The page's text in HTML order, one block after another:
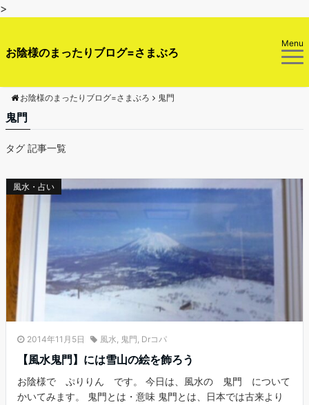
>
お陰様のまったりブログ=さまぶろ
Menu
お陰様のまったりブログ=さまぶろ 鬼門
鬼門
タグ 記事一覧
風水・占い
2014年11月5日 風水, 鬼門, Drコパ
【風水鬼門】には雪山の絵を飾ろう
お陰様で ぷりりん です。 今日は、風水の 鬼門 について
かいてみます。 鬼門とは・意味 鬼門とは、日本では古来より